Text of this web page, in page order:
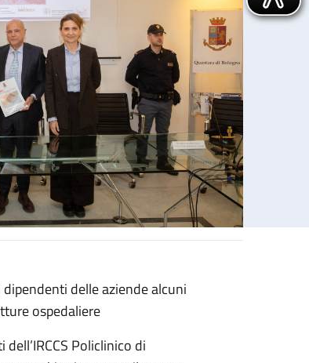
Rizzoli e Ausl Bologna
delle aziende alcuni
ospedaliere
Policlinico di